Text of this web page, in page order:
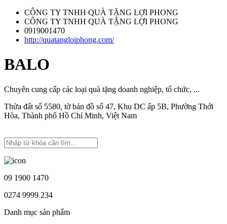
CÔNG TY TNHH QUÀ TẶNG LỢI PHONG
CÔNG TY TNHH QUÀ TẶNG LỢI PHONG
0919001470
http://quatangloiphong.com/
BALO
Chuyên cung cấp các loại quà tặng doanh nghiệp, tổ chức, ...
Thửa đất số 5580, tờ bản đồ số 47, Khu DC ấp 5B, Phường Thới
Hòa, Thành phố Hồ Chí Minh, Việt Nam
09 1900 1470
0274 9999 234
Danh mục sản phẩm